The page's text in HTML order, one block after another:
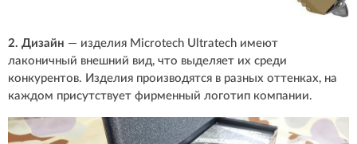
2. Дизайн — изделия Microtech Ultratech имеют
лаконичный внешний вид, что выделяет их среди
конкурентов. Изделия производятся в разных оттенках, на
каждом присутствует фирменный логотип компании.